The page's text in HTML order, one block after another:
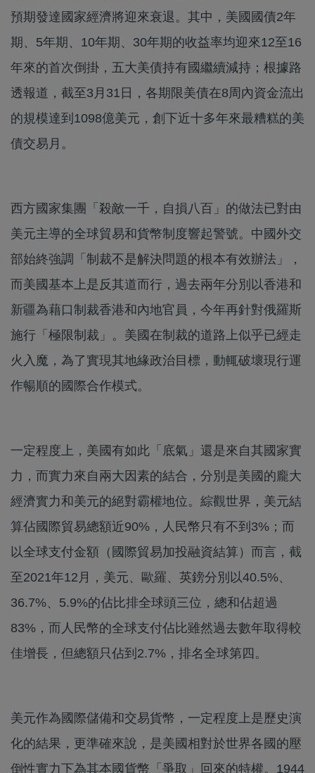
預期發達國家經濟將迎來衰退。其中，美國國債2年
期、5年期、10年期、30年期的收益率均迎來12至16
年來的首次倒掛，五大美債持有國繼續減持；根據路
透報道，截至3月31日，各期限美債在8周內資金流出
的規模達到1098億美元，創下近十多年來最糟糕的美
債交易月。
西方國家集團「殺敵一千，自損八百」的做法已對由
美元主導的全球貿易和貨幣制度響起警號。中國外交
部始終強調「制裁不是解決問題的根本有效辦法」，
而美國基本上是反其道而行，過去兩年分別以香港和
新疆為藉口制裁香港和內地官員，今年再針對俄羅斯
施行「極限制裁」。美國在制裁的道路上似乎已經走
火入魔，為了實現其地緣政治目標，動輒破壞現行運
作暢順的國際合作模式。
一定程度上，美國有如此「底氣」還是來自其國家實
力，而實力來自兩大因素的結合，分別是美國的龐大
經濟實力和美元的絕對霸權地位。綜觀世界，美元結
算佔國際貿易總額近90%，人民幣只有不到3%；而
以全球支付金額（國際貿易加投融資結算）而言，截
至2021年12月，美元、歐羅、英鎊分別以40.5%、
36.7%、5.9%的佔比排全球頭三位，總和佔超過
83%，而人民幣的全球支付佔比雖然過去數年取得較
佳增長，但總額只佔到2.7%，排名全球第四。
美元作為國際儲備和交易貨幣，一定程度上是歷史演
化的結果，更準確來說，是美國相對於世界各國的壓
倒性實力下為其本國貨幣「爭取」回來的特權。1944